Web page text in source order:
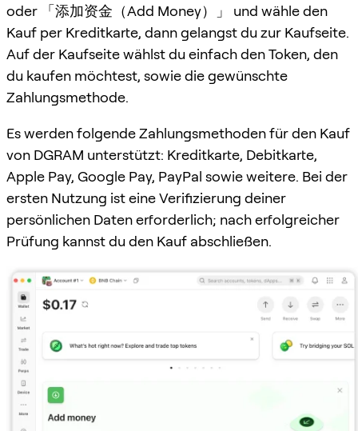
oder 「添加资金（Add Money）」 und wähle den
Kauf per Kreditkarte, dann gelangst du zur Kaufseite.
Auf der Kaufseite wählst du einfach den Token, den
du kaufen möchtest, sowie die gewünschte
Zahlungsmethode.
Es werden folgende Zahlungsmethoden für den Kauf
von DGRAM unterstützt: Kreditkarte, Debitkarte,
Apple Pay, Google Pay, PayPal sowie weitere. Bei der
ersten Nutzung ist eine Verifizierung deiner
persönlichen Daten erforderlich; nach erfolgreicher
Prüfung kannst du den Kauf abschließen.